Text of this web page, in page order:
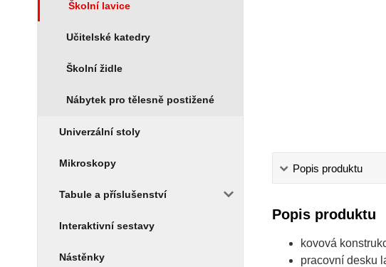
Školní lavice
Učitelské katedry
Školní židle
Nábytek pro tělesně postižené
Univerzální stoly
Mikroskopy
Tabule a příslušenství
Interaktivní sestavy
Nástěnky
Popis produktu
Popis produktu
kovová
pracovní desku